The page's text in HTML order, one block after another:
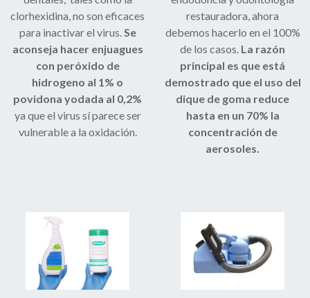
clorhexidina, no son eficaces
para inactivar el virus. Se
aconseja hacer enjuagues
con peróxido de
hidrogeno al 1% o
povidona yodada al 0,2%
ya que el virus sí parece ser
vulnerable a la oxidación.
restauradora, ahora
debemos hacerlo en el 100%
de los casos. La razón
principal es que está
demostrado que el uso del
dique de goma reduce
hasta en un 70% la
concentración de
aerosoles.